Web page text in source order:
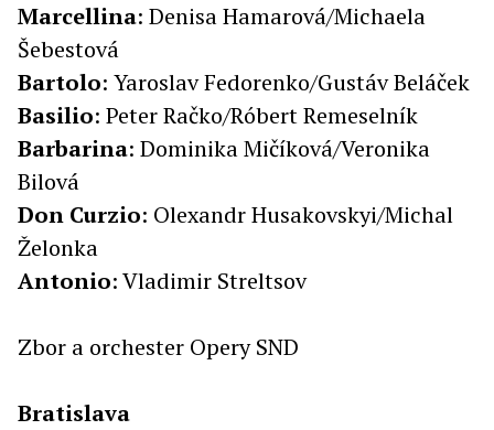
Marcellina: Denisa Hamarová/Michaela
Šebestová
Bartolo: Yaroslav Fedorenko/Gustáv Beláček
Basilio: Peter Račko/Róbert Remeselník
Barbarina: Dominika Mičíková/Veronika
Bilová
Don Curzio: Olexandr Husakovskyi/Michal
Želonka
Antonio: Vladimir Streltsov
Zbor a orchester Opery SND
Bratislava